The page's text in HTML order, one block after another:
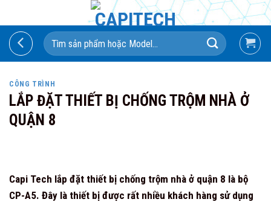
to
content
Search
for:
CÔNG TRÌNH
LẮP ĐẶT THIẾT BỊ CHỐNG TRỘM NHÀ Ở
QUẬN 8
Capi Tech lắp đặt thiết bị chống trộm nhà ở quận 8 là bộ
CP-A5. Đây là thiết bị được rất nhiều khách hàng sử dụng